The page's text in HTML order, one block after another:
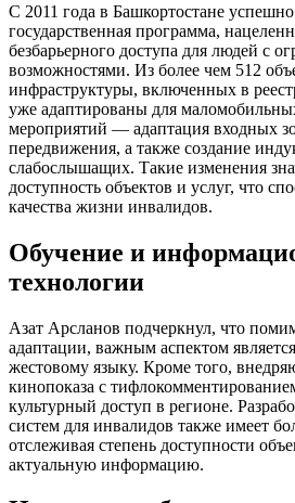
С 2011 года в Башкортостане успешно
государственная программа,
безбарьерного доступа для людей с
возможностями. Из более чем 512
инфраструктуры, включенных в
уже адаптированы для
мероприятий — адаптация входных
передвижения, а также создание
слабослышащих. Такие изменения
доступность объектов и услуг, что
качества жизни инвалидов.
Обучение и
технологии
Азат Арсланов подчеркнул, что
адаптации, важным аспектом
жестовому языку. Кроме того,
кинопоказа с
культурный доступ в регионе.
систем для инвалидов также имеет
отслеживая степень доступности
актуальную информацию.